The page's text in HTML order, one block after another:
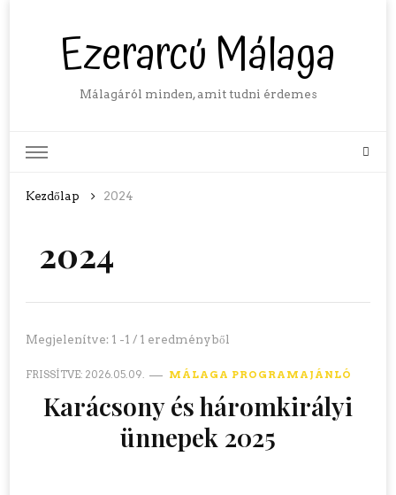
Ezerarcú Málaga
Málagáról minden, amit tudni érdemes
Kezdőlap 2024
2024
Megjelenítve: 1 -1 / 1 eredményből
FRISSÍTVE: 2026.05.09. MÁLAGA PROGRAMAJÁNLÓ
Karácsony és háromkirályi
ünnepek 2025